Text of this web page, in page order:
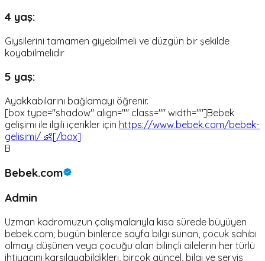
4 yaş:
Giysilerini tamamen giyebilmeli ve düzgün bir şekilde
koyabilmelidir
5 yaş:
Ayakkabılarını bağlamayı öğrenir.
[box type="shadow" align="" class="" width=""]Bebek
gelişimi ile ilgili içerikler için https://www.bebek.com/bebek-
gelisimi/ 👶[/box]
B
Bebek.com
Admin
Uzman kadromuzun çalışmalarıyla kısa sürede büyüyen
bebek.com; bugün binlerce sayfa bilgi sunan, çocuk sahibi
olmayı düşünen veya çocuğu olan bilinçli ailelerin her türlü
ihtiyacını karşılayabildikleri, birçok güncel, bilgi ve servis